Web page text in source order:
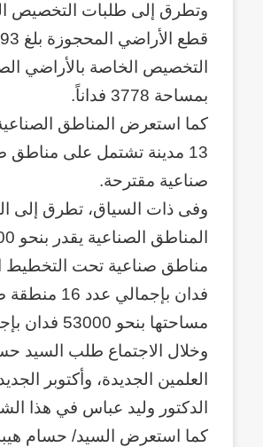
وتطرق إلى طلبات التخصيص
بمساحة 3778 فداناً.
صناعية مقترحة.
وفى ذات السياق، تطرق إلى
فدان
مساحتها بنحو 53000 فدان بإجمالي عدد 5 مناطق صناعية.
وخلال الاجتماع طلب السيد
العلمين الجديدة، وأكتوبر
الدكتور وليد عباس في هذا
كما استعرض السيد/ حسام هيبة،
وكالة
CIA
٢٣
يوليو..
سبعون
من
المراقبة
وإعادة
الحسابات
وإعادة